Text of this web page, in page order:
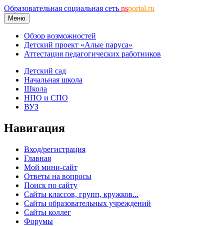
Образовательная социальная сеть nsportal.ru
Меню
Обзор возможностей
Детский проект «Алые паруса»
Аттестация педагогических работников
Детский сад
Начальная школа
Школа
НПО и СПО
ВУЗ
Навигация
Вход/регистрация
Главная
Мой мини-сайт
Ответы на вопросы
Поиск по сайту
Сайты классов, групп, кружков...
Сайты образовательных учреждений
Сайты коллег
Форумы